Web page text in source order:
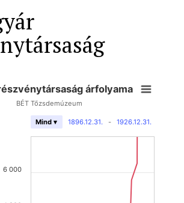
árfolyama
BÉT Tőzsdemúzeum
1896.12.31. - 1926.12.31.
Mind ▾
6 000